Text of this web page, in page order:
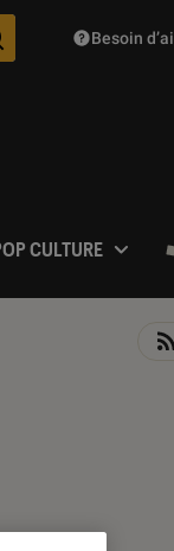
Des suggestions
Besoin
CULTURE